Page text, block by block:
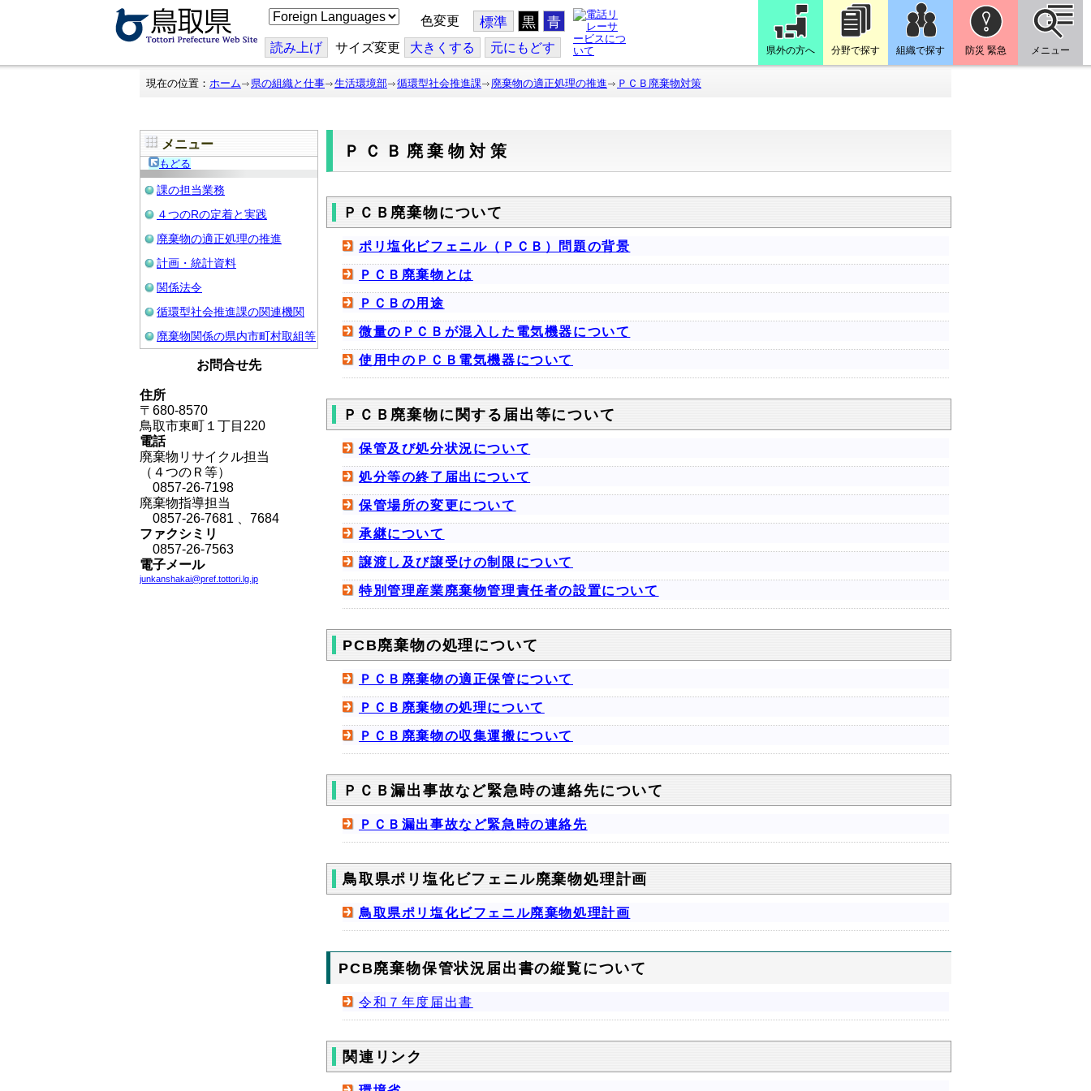
こ
の
ジ
を
翻
色変更 標準 黒 青
読み上げ サイズ変更 大きくする 元にもどす 県外の方へ 分野で探す 組織で探す 防災 緊急 メニュー
現在の位置： ホーム 県の組織と仕事 生活環境部 循環型社会推進課 廃棄物の適正処理の推進 ＰＣＢ廃棄物対策
メニュー
もどる
課の担当業務
４つのRの定着と実践
廃棄物の適正処理の推進
計画・統計資料
関係法令
循環型社会推進課の関連機関
廃棄物関係の県内市町村取組等
お問合せ先
住所
〒680-8570
鳥取市東町１丁目220
電話
廃棄物リサイクル担当
（４つのＲ等）
0857-26-7198
廃棄物指導担当
0857-26-7681
7684
ファクシミリ
0857-26-7563
電子メール
junkanshakai@pref.tottori.lg.jp
ＰＣＢ廃棄物対策
ＰＣＢ廃棄物について
ポリ塩化ビフェニル（ＰＣＢ）問題の背景
ＰＣＢ廃棄物とは
ＰＣＢの用途
微量のＰＣＢが混入した電気機器について
使用中のＰＣＢ電気機器について
ＰＣＢ廃棄物に関する届出等について
保管及び処分状況について
処分等の終了届出について
保管場所の変更について
承継について
譲渡し及び譲受けの制限について
特別管理産業廃棄物管理責任者の設置について
PCB廃棄物の処理について
ＰＣＢ廃棄物の適正保管について
ＰＣＢ廃棄物の処理について
ＰＣＢ廃棄物の収集運搬について
ＰＣＢ漏出事故など緊急時の連絡先について
ＰＣＢ漏出事故など緊急時の連絡先
鳥取県ポリ塩化ビフェニル廃棄物処理計画
鳥取県ポリ塩化ビフェニル廃棄物処理計画
PCB廃棄物保管状況届出書の縦覧について
令和７年度届出書
関連リンク